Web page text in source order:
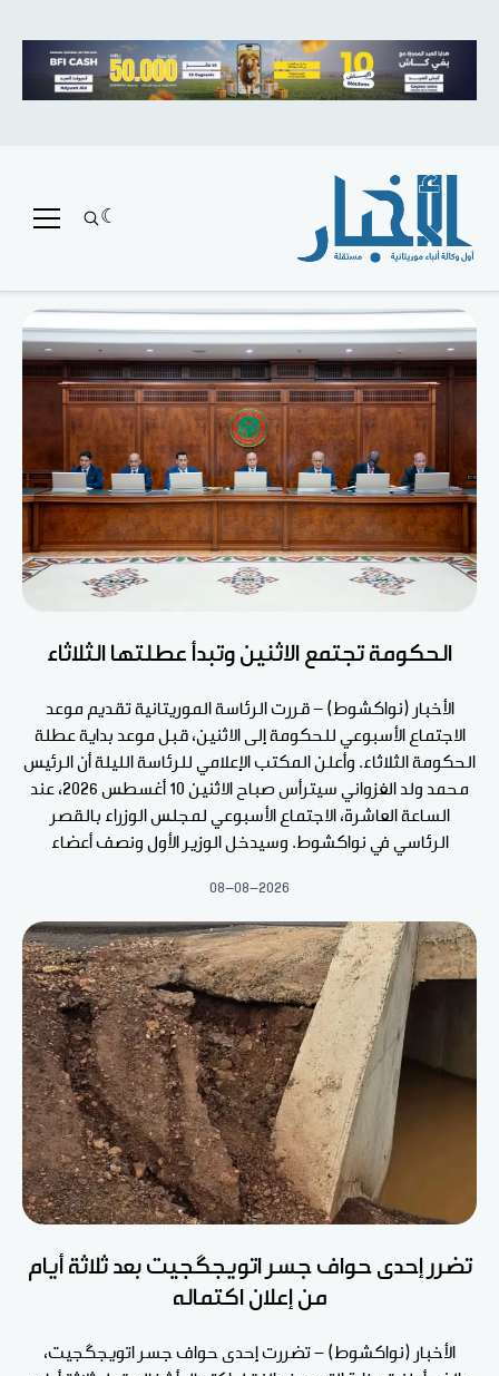
متميز
الحكومة تجتمع الاثنين وتبدأ عطلتها الثلاثاء
الأخبار (نواكشوط) - قررت الرئاسة الموريتانية تقديم موعد
الاجتماع الأسبوعي للحكومة إلى الاثنين، قبل موعد بداية عطلة
الحكومة الثلاثاء. وأعلن المكتب الإعلامي للرئاسة الليلة أن الرئيس
محمد ولد الغزواني سيترأس صباح الاثنين 10 أغسطس 2026، عند
الساعة العاشرة، الاجتماع الأسبوعي لمجلس الوزراء بالقصر
الرئاسي في نواكشوط. وسيدخل الوزير الأول ونصف أعضاء
08-08-2026
تضرر إحدى حواف جسر اتويجگجيت بعد ثلاثة أيام
من إعلان اكتماله
الأخبار (نواكشوط) - تضررت إحدى حواف جسر اتويجگجيت،